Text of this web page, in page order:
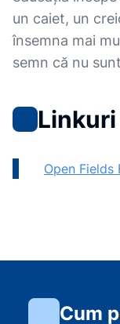
un caiet, un
însemna mai
semn că nu
Open Fields
Cum